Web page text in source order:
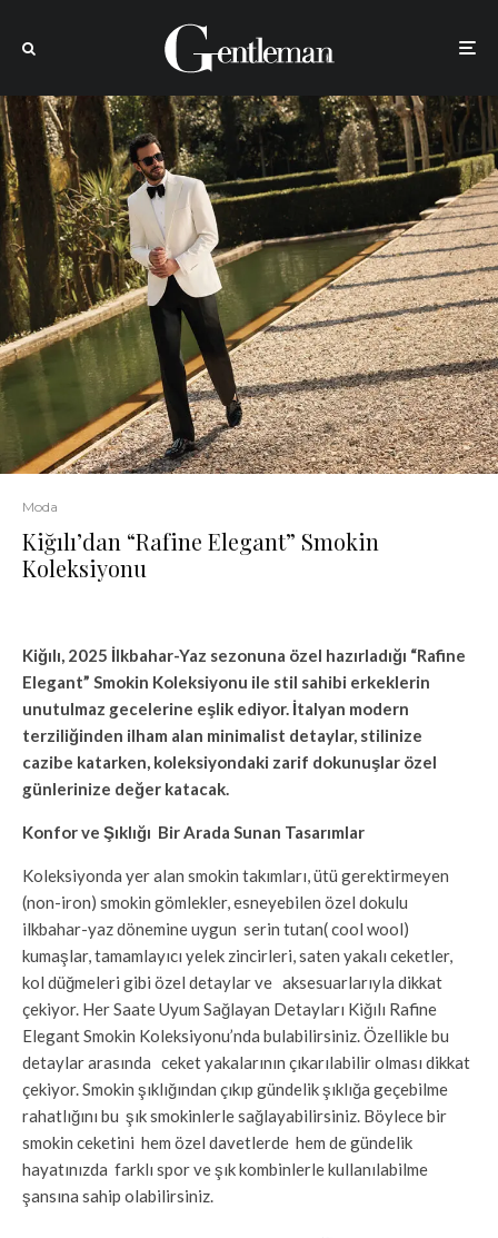
Moda
Kiğılı’dan “Rafine Elegant” Smokin
Koleksiyonu
Kiğılı, 2025 İlkbahar-Yaz sezonuna özel hazırladığı “Rafine
Elegant” Smokin Koleksiyonu ile stil sahibi erkeklerin
unutulmaz gecelerine eşlik ediyor. İtalyan modern
terziliğinden ilham alan minimalist detaylar, stilinize
cazibe katarken, koleksiyondaki zarif dokunuşlar özel
günlerinize değer katacak.
Konfor ve Şıklığı Bir Arada Sunan Tasarımlar
Koleksiyonda yer alan smokin takımları, ütü gerektirmeyen
(non-iron) smokin gömlekler, esneyebilen özel dokulu
ilkbahar-yaz dönemine uygun serin tutan( cool wool)
kumaşlar, tamamlayıcı yelek zincirleri, saten yakalı ceketler,
kol düğmeleri gibi özel detaylar ve aksesuarlarıyla dikkat
çekiyor. Her Saate Uyum Sağlayan Detayları Kiğılı Rafine
Elegant Smokin Koleksiyonu’nda bulabilirsiniz. Özellikle bu
detaylar arasında ceket yakalarının çıkarılabilir olması dikkat
çekiyor. Smokin şıklığından çıkıp gündelik şıklığa geçebilme
rahatlığını bu şık smokinlerle sağlayabilirsiniz. Böylece bir
smokin ceketini hem özel davetlerde hem de gündelik
hayatınızda farklı spor ve şık kombinlerle kullanılabilme
şansına sahip olabilirsiniz.